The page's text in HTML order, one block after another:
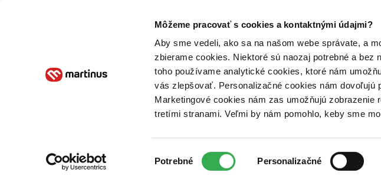
Môžeme pracovať s cookies a kontaktnými údajmi?
Aby sme vedeli, ako sa na našom webe správate, a
zbierame cookies. Niektoré sú naozaj potrebné a bez
toho používame analytické cookies, ktoré nám
vás zlepšovať. Personalizačné cookies nám dovoľujú
Marketingové cookies nám zas umožňujú zobrazenie
tretími stranami. Veľmi by nám pomohlo, keby sme
súhlasu
Potrebné Personalizačné
Poukážky Kontakt